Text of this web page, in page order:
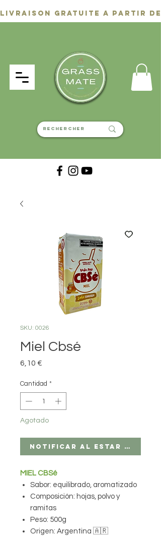
SKU: 0026
Miel Cbsé
6,10 €
Cantidad *
Agotado
Notificar al estar
MIEL CBSé
Sabor: equilibrado, aromatizado
Composición: hojas, polvo y
ramitas
Peso: 500g
Origen: Argentina 🇦🇷